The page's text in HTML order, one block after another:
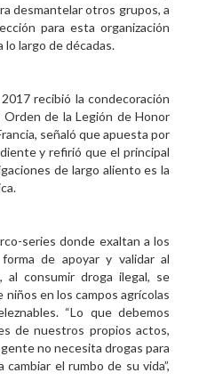
desmantelar otros grupos, a
para esta organización
lo largo de décadas.
recibió la condecoración
de la Legión de Honor
señaló que apuesta por
y refirió que el principal
de largo aliento es la
series donde exaltan a los
de apoyar y validar al
consumir droga ilegal, se
en los campos agrícolas
“Lo que debemos
de nuestros propios actos,
no necesita drogas para
el rumbo de su vida”,